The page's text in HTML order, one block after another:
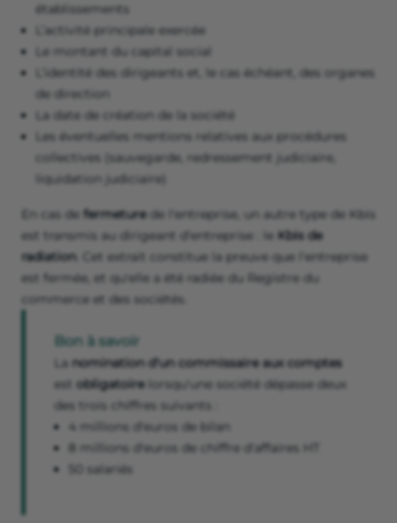
établissements
L’activité principale exercée
Le montant du capital social
L’identité des dirigeants et, le cas échéant, des organes
de direction
La date de création de la société
Les éventuelles mentions relatives aux procédures
collectives (sauvegarde, redressement judiciaire,
liquidation judiciaire)
En cas de fermeturede l'entreprise, un autre type de Kbis
est transmis au dirigeant d'entreprise : le Kbis de
radiation. Cet extrait constitue la preuve que l'entreprise
est fermée, et qu'elle a été radiée du Registre du
commerce et des sociétés.
Bon à savoir
La nomination d'un commissaire aux comptes
est obligatoirelorsqu'une société dépasse deux
des trois chiffres suivants :
4 millions d'euros de bilan
8 millions d'euros de chiffre d'affaires HT
50 salariés